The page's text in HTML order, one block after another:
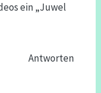
ein „Juwel
Antworten